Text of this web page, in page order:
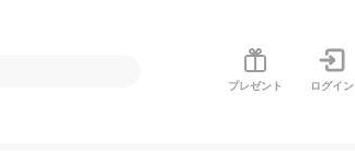
プレゼント ログイン